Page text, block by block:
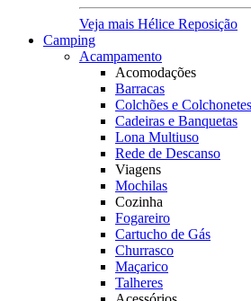
Veja mais Hélice Reposição
Camping
Acampamento
Acomodações
Barracas
Colchões e Colchonetes
Cadeiras e Banquetas
Lona Multiuso
Rede de Descanso
Viagens
Mochilas
Cozinha
Fogareiro
Cartucho de Gás
Churrasco
Maçarico
Talheres